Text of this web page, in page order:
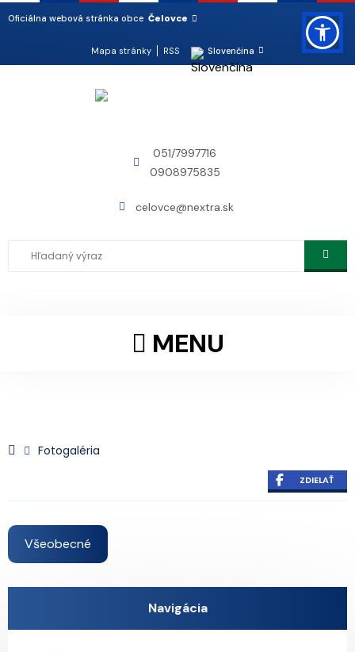
Oficiálna webová stránka obce Čelovce
Mapa stránky RSS Slovenčina
051/7997716
0908975835
celovce@nextra.sk
MENU
Fotogaléria
ZDIELAŤ
Všeobecné
Navigácia